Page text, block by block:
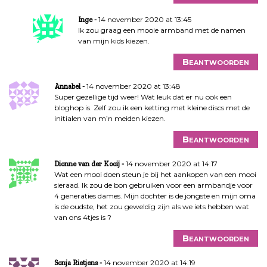
Inge
14 november 2020 at 13:45
Ik zou graag een mooie armband met de namen
van mijn kids kiezen.
Beantwoorden
Annabel
14 november 2020 at 13:48
Super gezellige tijd weer! Wat leuk dat er nu ook een
bloghop is. Zelf zou ik een ketting met kleine discs met de
initialen van m’n meiden kiezen.
Beantwoorden
Dionne van der Kooij
14 november 2020 at 14:17
Wat een mooi doen steun je bij het aankopen van een mooi
sieraad. Ik zou de bon gebruiken voor een armbandje voor
4 generaties dames. Mijn dochter is de jongste en mijn oma
is de oudste, het zou geweldig zijn als we iets hebben wat
van ons 4tjes is ?
Beantwoorden
Sonja Rietjens 14 november 2020 at 14:19